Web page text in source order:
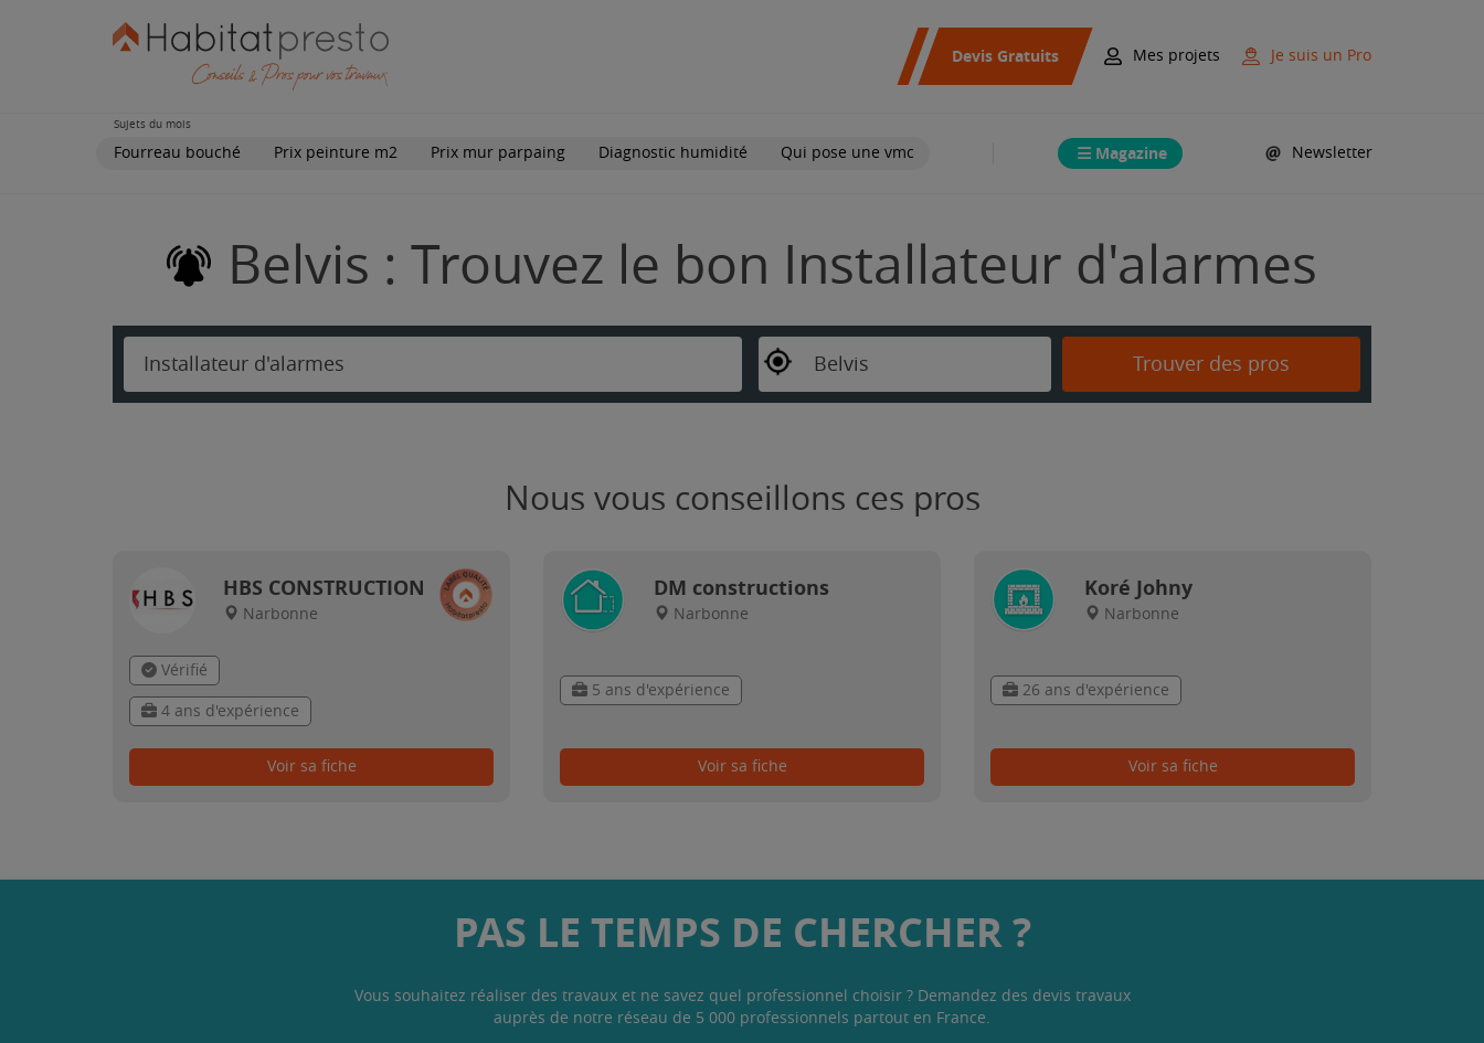
Devis Gratuits Mes projets Je suis un Pro
Sujets du mois
Fourreau bouché Prix peinture m2 Prix mur parpaing Diagnostic humidité Qui pose une vmc Magazine Newsletter
Belvis : Trouvez le bon Installateur d'alarmes
Installateur d'alarmes Belvis Trouver des pros
Nous vous conseillons ces pros
HBS CONSTRUCTION
Narbonne
Vérifié
4 ans d'expérience
Voir sa fiche
DM constructions
Narbonne
5 ans d'expérience
Voir sa fiche
Koré Johny
Narbonne
26 ans d'expérience
Voir sa fiche
PAS LE TEMPS DE CHERCHER ?
Vous souhaitez réaliser des travaux et ne savez quel professionnel choisir ? Demandez des devis travaux
auprès de notre réseau de 5 000 professionnels partout en France.